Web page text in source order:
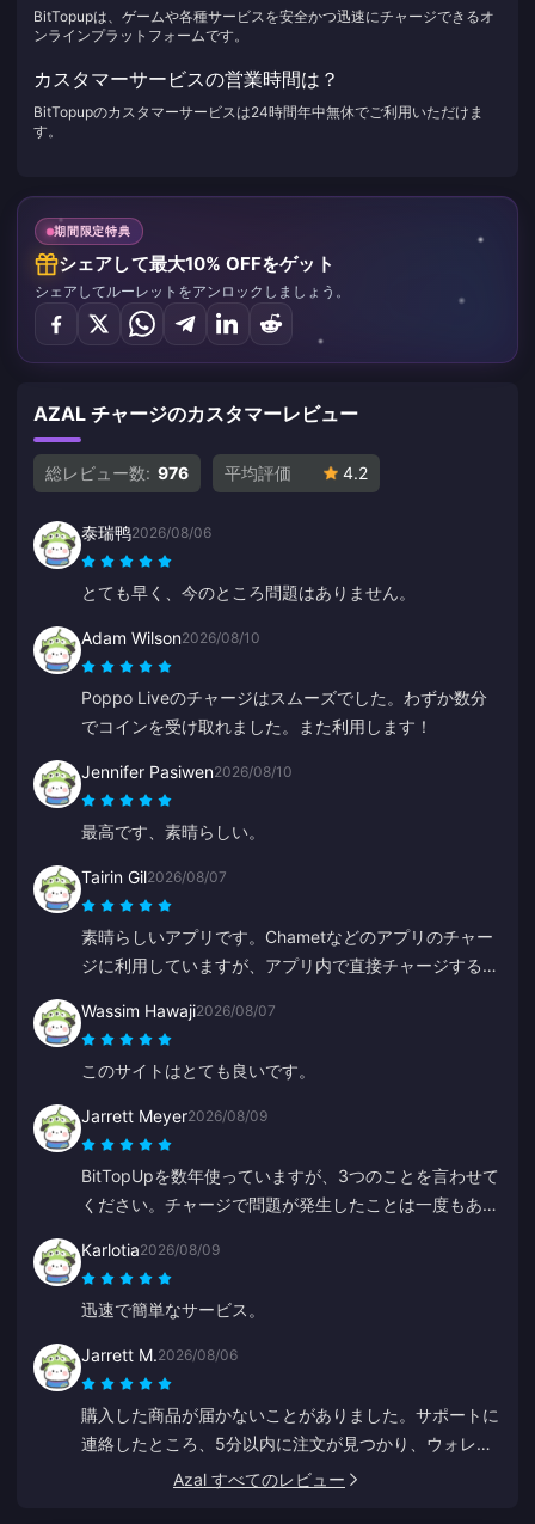
BitTopupは、ゲームや各種サービスを安全かつ迅速にチャージできるオ
ンラインプラットフォームです。
カスタマーサービスの営業時間は？
BitTopupのカスタマーサービスは24時間年中無休でご利用いただけま
す。
期間限定特典
シェアして最大10% OFFをゲット
シェアしてルーレットをアンロックしましょう。
AZAL チャージのカスタマーレビュー
総レビュー数: 976 平均評価 4.2
泰瑞鸭2026/08/06
とても早く、今のところ問題はありません。
Adam Wilson2026/08/10
Poppo Liveのチャージはスムーズでした。わずか数分
でコインを受け取れました。また利用します！
Jennifer Pasiwen2026/08/10
最高です、素晴らしい。
Tairin Gil2026/08/07
素晴らしいアプリです。Chametなどのアプリのチャー
ジに利用していますが、アプリ内で直接チャージするよ
Wassim Hawaji2026/08/07
このサイトはとても良いです。
Jarrett Meyer2026/08/09
BitTopUpを数年使っていますが、3つのことを言わせて
ください。チャージで問題が発生したことは一度もあり
です。そして信じられないほどシンプルで、数回クリッ
クするだけで完了します。生活が楽になります。
Karlotia2026/08/09
迅速で簡単なサービス。
Jarrett M.2026/08/06
購入した商品が届かないことがありました。サポートに
連絡したところ、5分以内に注文が見つかり、ウォレッ
トに入金されました。非常にプロフェッショナルで丁寧
Azal すべてのレビュー